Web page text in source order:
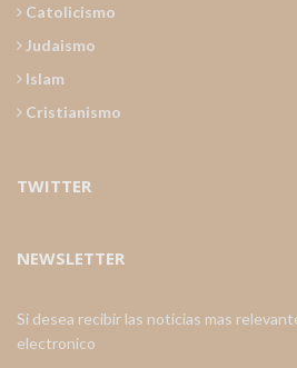
Catolicismo
Judaismo
Islam
Cristianismo
TWITTER
NEWSLETTER
Si desea recibir las noticias mas
electronico